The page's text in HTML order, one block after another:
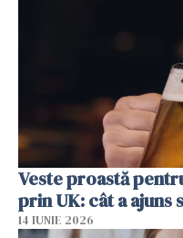
Veste proastă
prin UK: cât a ajuns
14 IUNIE 2026